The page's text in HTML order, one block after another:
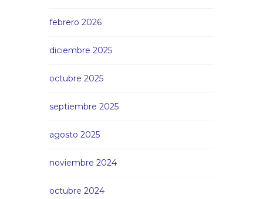
febrero 2026
diciembre 2025
octubre 2025
septiembre 2025
agosto 2025
noviembre 2024
octubre 2024